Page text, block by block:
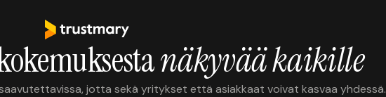
näkyvää kaikille
jotta sekä yritykset että asiakkaat voivat kasvaa yhdessä.